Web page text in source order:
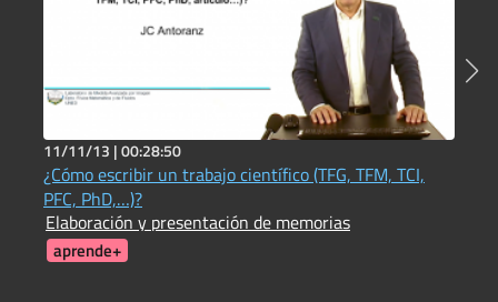
11/11/13 |00:28:50
¿Cómo escribir un trabajo científico (TFG, TFM, TCI,
PFC, PhD,…)?
Elaboración y presentación de memorias
aprende+